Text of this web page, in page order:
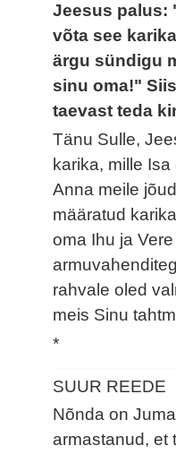
Jeesus palus:
võta see
ärgu sündigu
sinu oma!"
taevast teda
Tänu Sulle,
karika, mille
Anna meile
määratud
oma Ihu ja
rahvale oled
meis Sinu
*
SUUR REEDE
Nõnda on
armastanud, et